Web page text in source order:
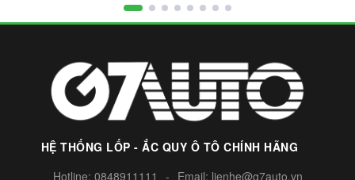
HỆ THỐNG LỐP - ẮC QUY Ô TÔ CHÍNH HÃNG
Hotline: 0848911111 - Email: lienhe@g7auto.vn